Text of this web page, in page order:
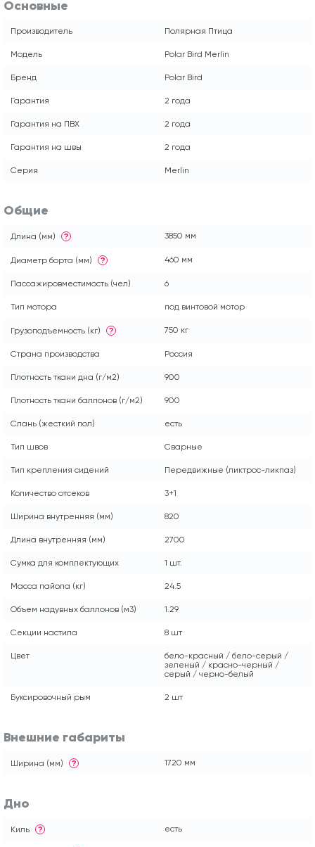
Основные
Производитель Полярная Птица
Модель Polar Bird Merlin
Бренд Polar Bird
Гарантия 2 года
Гарантия на ПВХ 2 года
Гарантия на швы 2 года
Серия Merlin
Общие
Длина (мм) ? 3850 мм
Диаметр борта (мм) ? 460 мм
Пассажировместимость (чел) 6
Тип мотора под винтовой мотор
Грузоподъемность (кг) ? 750 кг
Страна производства Россия
Плотность ткани дна (г/м2) 900
Плотность ткани баллонов (г/м2) 900
Слань (жесткий пол) есть
Тип швов Сварные
Тип крепления сидений Передвижные (ликтрос-ликпаз)
Количество отсеков 3+1
Ширина внутренняя (мм) 820
Длина внутренняя (мм) 2700
Сумка для комплектующих 1 шт.
Масса пайола (кг) 24.5
Объем надувных баллонов (м3) 1.29
Секции настила 8 шт
Цвет
бело-красный / бело-серый /
зеленый / красно-черный /
серый / черно-белый
Буксировочный рым 2 шт
Внешние габариты
Ширина (мм) ? 1720 мм
Дно
Киль ? есть